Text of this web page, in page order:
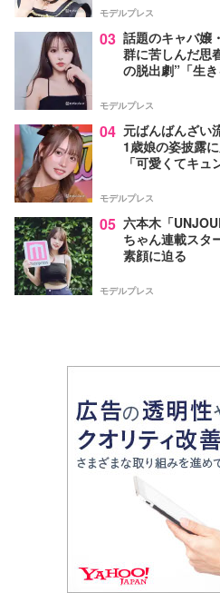
モデルプレス
03 話題のキャバ嬢
群に苦しんだ思
の脱出劇”「生
モデルプレス
04 元ばんばんざい
1歳娘の姿披露
「可愛くてキュ
モデルプレス
05 六本木「
ちゃん連載スタ
素顔に迫る
モデルプレス